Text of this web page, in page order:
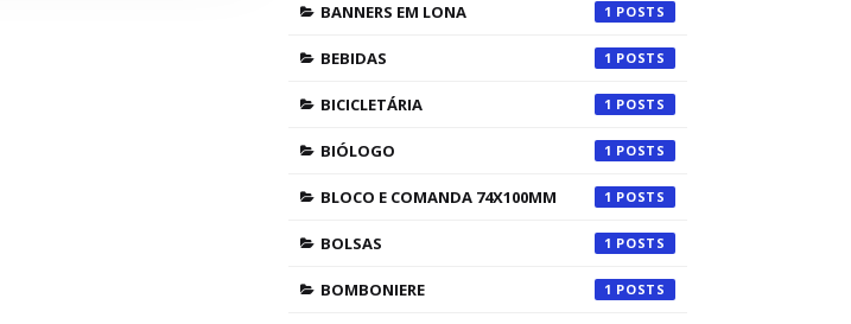
BANNERS EM LONA 1
BEBIDAS 1
BICICLETÁRIA 1
BIÓLOGO 1
BLOCO E COMANDA 74X100MM 1
BOLSAS 1
BOMBONIERE 1